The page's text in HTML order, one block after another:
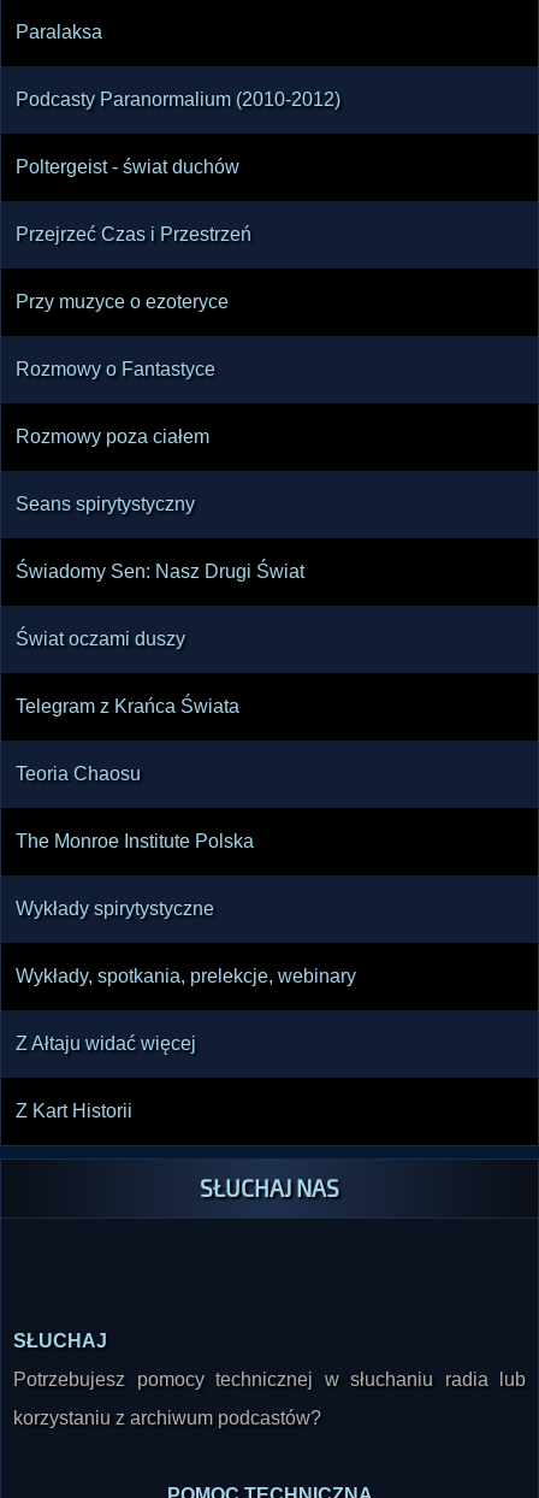
Paralaksa
Podcasty Paranormalium (2010-2012)
Poltergeist - świat duchów
Przejrzeć Czas i Przestrzeń
Przy muzyce o ezoteryce
Rozmowy o Fantastyce
Rozmowy poza ciałem
Seans spirytystyczny
Świadomy Sen: Nasz Drugi Świat
Świat oczami duszy
Telegram z Krańca Świata
Teoria Chaosu
The Monroe Institute Polska
Wykłady spirytystyczne
Wykłady, spotkania, prelekcje, webinary
Z Ałtaju widać więcej
Z Kart Historii
SŁUCHAJ NAS
Potrzebujesz pomocy technicznej w słuchaniu radia lub
korzystaniu z archiwum podcastów?